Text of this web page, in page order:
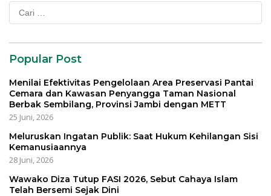
Cari
untuk:
Popular Post
Menilai Efektivitas Pengelolaan Area Preservasi Pantai
Cemara dan Kawasan Penyangga Taman Nasional
Berbak Sembilang, Provinsi Jambi dengan METT
25 Juni, 2026
Meluruskan Ingatan Publik: Saat Hukum Kehilangan Sisi
Kemanusiaannya
28 Juni, 2026
Wawako Diza Tutup FASI 2026, Sebut Cahaya Islam
Telah Bersemi Sejak Dini